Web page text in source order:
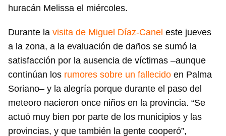
huracán Melissa el miércoles.
Durante la visita de Miguel Díaz-Canel este jueves
a la zona, a la evaluación de daños se sumó la
satisfacción por la ausencia de víctimas –aunque
continúan los rumores sobre un fallecido en Palma
Soriano– y la alegría porque durante el paso del
meteoro nacieron once niños en la provincia. “Se
actuó muy bien por parte de los municipios y las
provincias, y que también la gente cooperó”,